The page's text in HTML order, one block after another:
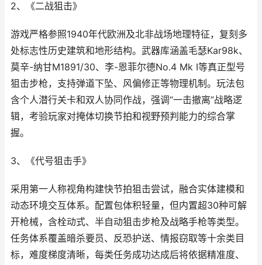
2、《二战狙击》
游戏严格参照1940年代欧洲及北非战场地理特征，复刻多
处标志性历史建筑和地形结构。武器库涵盖毛瑟Kar98k、
莫辛-纳甘M1891/30、李-恩菲尔德No.4 Mk I等真正型号
狙击步枪，支持弹道下坠、风偏修正等物理机制。玩法包
含个人潜行关卡和双人协同作战，强调“一击撤离”战略逻
辑，考验玩家对掩体切换节拍和视野预判能力的综合掌
握。
3、《代号狙击手》
采用第一人称视角构建快节拍狙击尝试，融合实体建模和
动态环境交互体系。配置包体积轻量，但内置超30种可解
开枪械，含栓动式、半自动狙击步枪及战略手枪等类型。
任务体系覆盖暗杀要员、反恐护送、情报窃取等十余类目
标，难度梯度清晰，每类任务成功达成后将依据精准度、